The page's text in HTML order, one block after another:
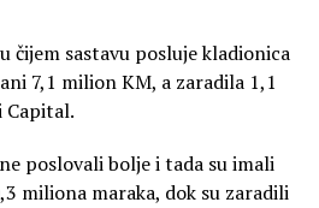
čijem sastavu posluje kladionica
7,1 milion KM, a zaradila 1,1
Capital.
poslovali bolje i tada su imali
miliona maraka, dok su zaradili